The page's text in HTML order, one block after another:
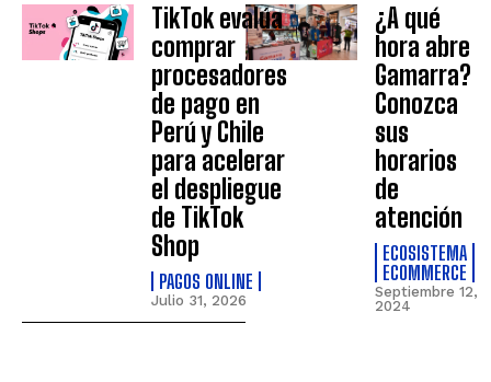
TikTok evalúa
comprar
procesadores
de pago en
Perú y Chile
para acelerar
el despliegue
de TikTok
Shop
PAGOS ONLINE
Julio 31, 2026
¿A qué
hora abre
Gamarra?
Conozca
sus
horarios
de
atención
ECOSISTEMA
ECOMMERCE
Septiembre 12,
2024